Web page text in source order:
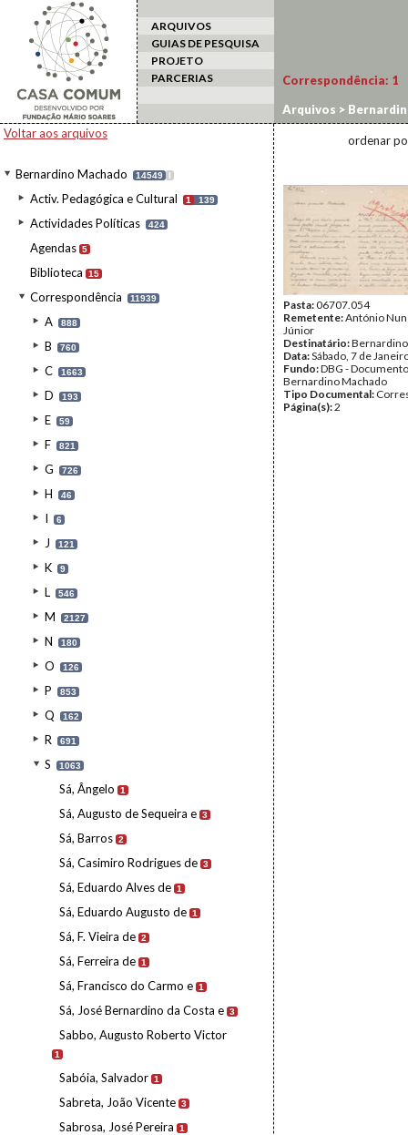
ARQUIVOS
GUIAS DE PESQUISA
PROJETO
PARCERIAS
Voltar aos arquivos
Bernardino Machado 14549 I
Activ. Pedagógica e Cultural 1 139
Actividades Políticas 424
Agendas 5
Biblioteca 15
Correspondência 11939
A 888
B 760
C 1663
D 193
E 59
F 821
G 726
H 46
I 6
J 121
K 9
L 546
M 2127
N 180
O 126
P 853
Q 162
R 691
S 1063
Sá, Ângelo 1
Sá, Augusto de Sequeira e 3
Sá, Barros 2
Sá, Casimiro Rodrigues de 3
Sá, Eduardo Alves de 1
Sá, Eduardo Augusto de 1
Sá, F. Vieira de 2
Sá, Ferreira de 1
Sá, Francisco do Carmo e 1
Sá, José Bernardino da Costa e 3
Sabbo, Augusto Roberto Victor
1
Sabóia, Salvador 1
Sabreta, João Vicente 3
Sabrosa, José Pereira 1
Correspondência: 1
Arquivos >
ordenar
Pasta:06707.054
Remetente:António
Júnior
Destinatário:
Data:Sábado, 7 de
Fundo:DBG -
Bernardino Machado
Tipo Documental:
Página(s):2